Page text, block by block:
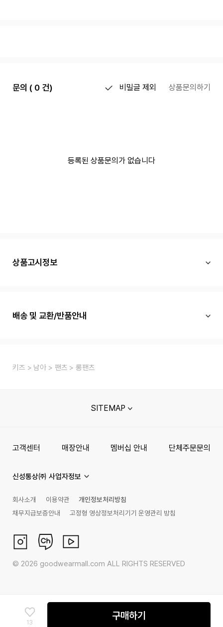
문의 ( 0 건) 비밀글 제외 상품문의하기
등록된 상품문의가 없습니다
상품고시정보
배송 및 교환/반품안내
키즈 남아 팬츠 롱팬츠
13
구매하기
SITEMAP
고객센터 매장안내 멤버십 안내 단체주문문의
신성통상㈜ 사업자정보
회사소개 이용약관
개인정보처리방침
채무지급보증안내
고정형 영상정보처리기기 운영관리 방침
© 2026 goodwearmall.com ALL RIGHTS RESERVED